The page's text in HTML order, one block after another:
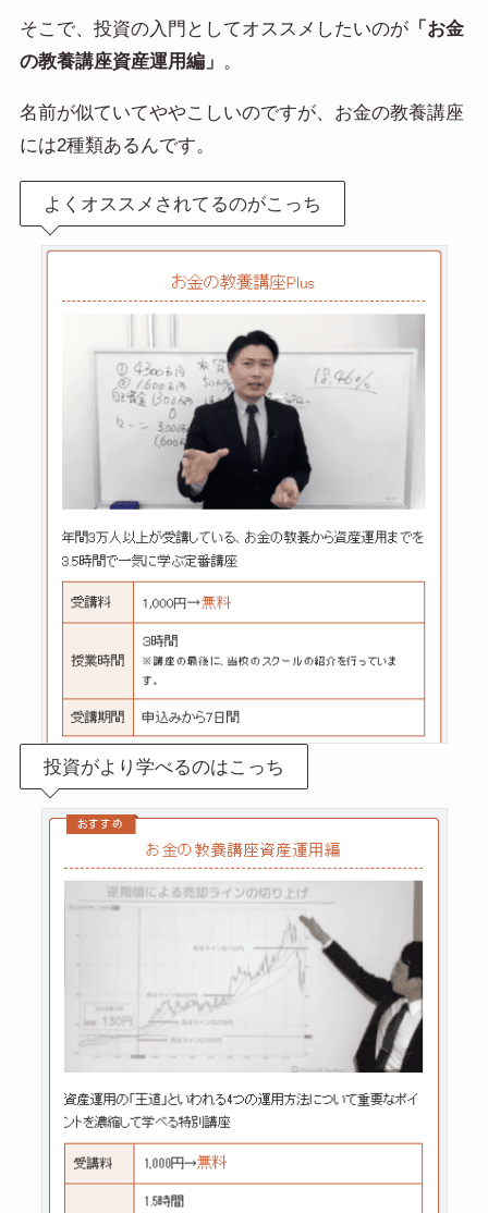
そこで、投資の入門としてオススメしたいのが「お金
の教養講座資産運用編」 。
名前が似ていてややこしいのですが、お金の教養講座
には2種類あるんです。
よくオススメされてるのがこっち
投資がより学べるのはこっち